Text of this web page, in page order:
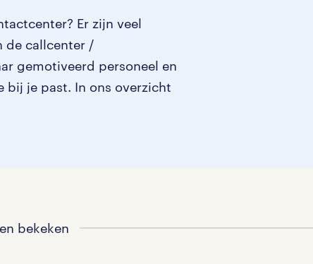
Er zijn veel
de callcenter /
gemotiveerd personeel en
bij je past. In ons overzicht
bekeken